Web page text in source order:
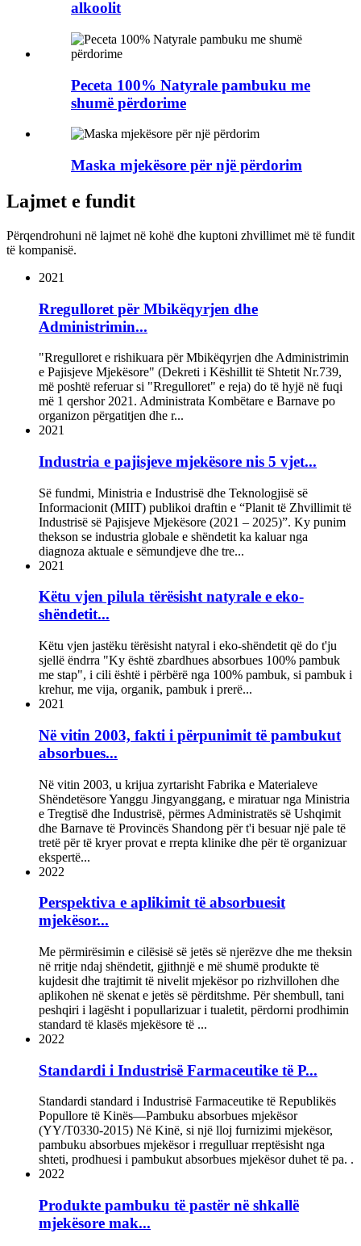
alkoolit
Peceta 100% Natyrale pambuku me
shumë përdorime
Maska mjekësore për një përdorim
Lajmet e fundit
Përqendrohuni në lajmet në kohë dhe kuptoni zhvillimet më të fundit
të kompanisë.
2021
Rregulloret për Mbikëqyrjen dhe
Administrimin...
"Rregulloret e rishikuara për Mbikëqyrjen dhe Administrimin
e Pajisjeve Mjekësore" (Dekreti i Këshillit të Shtetit Nr.739,
më poshtë referuar si "Rregulloret" e reja) do të hyjë në fuqi
më 1 qershor 2021. Administrata Kombëtare e Barnave po
organizon përgatitjen dhe r...
2021
Industria e pajisjeve mjekësore nis 5 vjet...
Së fundmi, Ministria e Industrisë dhe Teknologjisë së
Informacionit (MIIT) publikoi draftin e “Planit të Zhvillimit të
Industrisë së Pajisjeve Mjekësore (2021 – 2025)”. Ky punim
thekson se industria globale e shëndetit ka kaluar nga
diagnoza aktuale e sëmundjeve dhe tre...
2021
Këtu vjen pilula tërësisht natyrale e eko-
shëndetit...
Këtu vjen jastëku tërësisht natyral i eko-shëndetit që do t'ju
sjellë ëndrra "Ky është zbardhues absorbues 100% pambuk
me stap", i cili është i përbërë nga 100% pambuk, si pambuk i
krehur, me vija, organik, pambuk i prerë...
2021
Në vitin 2003, fakti i përpunimit të pambukut
absorbues...
Në vitin 2003, u krijua zyrtarisht Fabrika e Materialeve
Shëndetësore Yanggu Jingyanggang, e miratuar nga Ministria
e Tregtisë dhe Industrisë, përmes Administratës së Ushqimit
dhe Barnave të Provincës Shandong për t'i besuar një pale të
tretë për të kryer provat e rrepta klinike dhe për të organizuar
ekspertë...
2022
Perspektiva e aplikimit të absorbuesit
mjekësor...
Me përmirësimin e cilësisë së jetës së njerëzve dhe me theksin
në rritje ndaj shëndetit, gjithnjë e më shumë produkte të
kujdesit dhe trajtimit të nivelit mjekësor po rizhvillohen dhe
aplikohen në skenat e jetës së përditshme. Për shembull, tani
peshqiri i lagësht i popullarizuar i tualetit, përdorni prodhimin
standard të klasës mjekësore të ...
2022
Standardi i Industrisë Farmaceutike të P...
Standardi standard i Industrisë Farmaceutike të Republikës
Popullore të Kinës—Pambuku absorbues mjekësor
(YY/T0330-2015) Në Kinë, si një lloj furnizimi mjekësor,
pambuku absorbues mjekësor i rregulluar rreptësisht nga
shteti, prodhuesi i pambukut absorbues mjekësor duhet të pa. .
2022
Produkte pambuku të pastër në shkallë
mjekësore mak...